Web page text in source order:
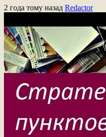
2 года тому назад Redactor